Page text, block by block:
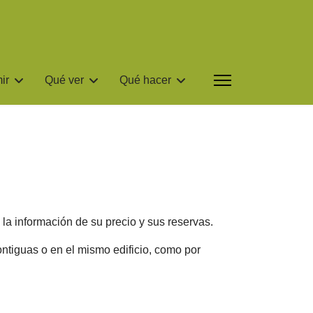
Qué ver Qué hacer
información de su precio y sus reservas.
o en el mismo edificio, como por